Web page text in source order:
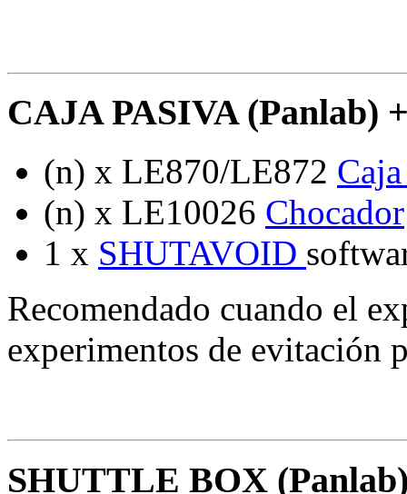
CAJA PASIVA (Panlab)
(n) x LE870/LE872
(n) x LE10026 Chocador
1 x SHUTAVOID
Recomendado cuando el
experimentos de evitación
SHUTTLE BOX